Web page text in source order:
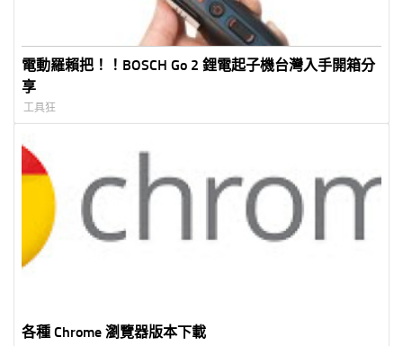
電動羅賴把！！BOSCH Go 2 鋰電起子機台灣入手開箱分
享
工具狂
各種 Chrome 瀏覽器版本下載